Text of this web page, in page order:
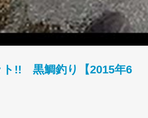
ト!! 黒鯛釣り【2015年6